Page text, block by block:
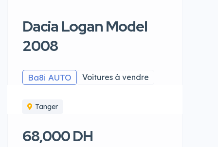
Dacia Logan Model
2008
Ba8i AUTO Voitures à vendre
Tanger
68,000 DH